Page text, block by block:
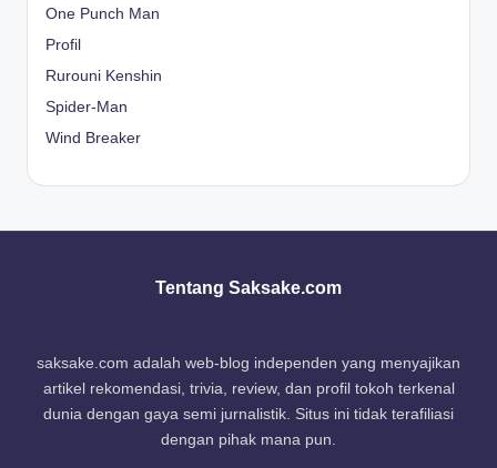
One Punch Man
Profil
Rurouni Kenshin
Spider-Man
Wind Breaker
Tentang Saksake.com
saksake.com adalah web-blog independen yang menyajikan
artikel rekomendasi, trivia, review, dan profil tokoh terkenal
dunia dengan gaya semi jurnalistik. Situs ini tidak terafiliasi
dengan pihak mana pun.